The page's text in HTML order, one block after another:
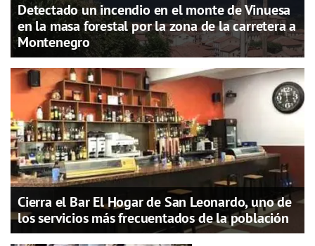
Detectado un incendio en el monte de Vinuesa
en la masa forestal por la zona de la carretera a
Montenegro
Cierra el Bar El Hogar de San Leonardo, uno de
los servicios más frecuentados de la población